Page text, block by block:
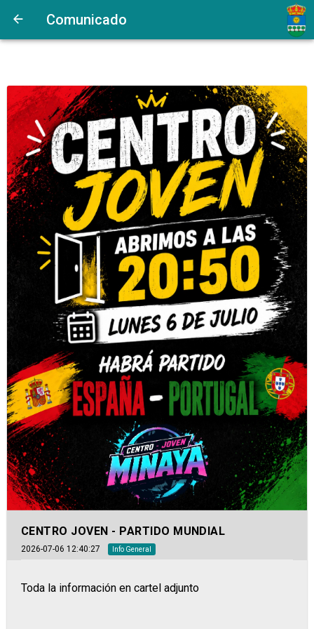
Comunicado
CENTRO JOVEN - PARTIDO MUNDIAL
2026-07-06 12:40:27 Info General
Toda la información en cartel adjunto